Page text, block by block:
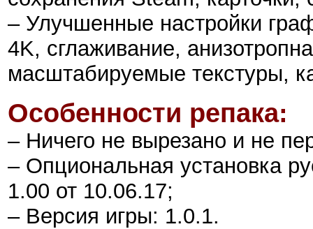
– Улучшенные настройки
4K, сглаживание,
масштабируемые текстуры,
Особенности репака:
– Ничего не вырезано и не
– Опциональная установка
1.00 от 10.06.17;
– Версия игры: 1.0.1.